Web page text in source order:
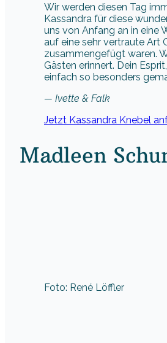
Wir werden diesen Tag
Kassandra für diese
uns von Anfang an in eine
auf eine sehr vertraute Art
zusammengefügt waren.
Gästen erinnert. Dein
einfach so besonders
— Ivette & Falk
Jetzt Kassandra Knebel
Madleen
Foto: René Löffler